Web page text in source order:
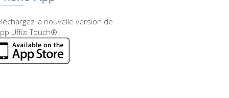
la nouvelle version de
Uffizi Touch®!